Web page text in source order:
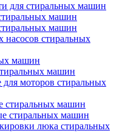
для стиральных машин
машин
машин
стиральных
машин
машин
моторов стиральных
стиральных машин
стиральных машин
люка стиральных